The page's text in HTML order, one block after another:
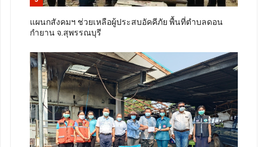
แผนกสังคมฯ ช่วยเหลือผู้ประสบอัคคีภัย พื้นที่ตำบลดอน
กำยาน จ.สุพรรณบุรี